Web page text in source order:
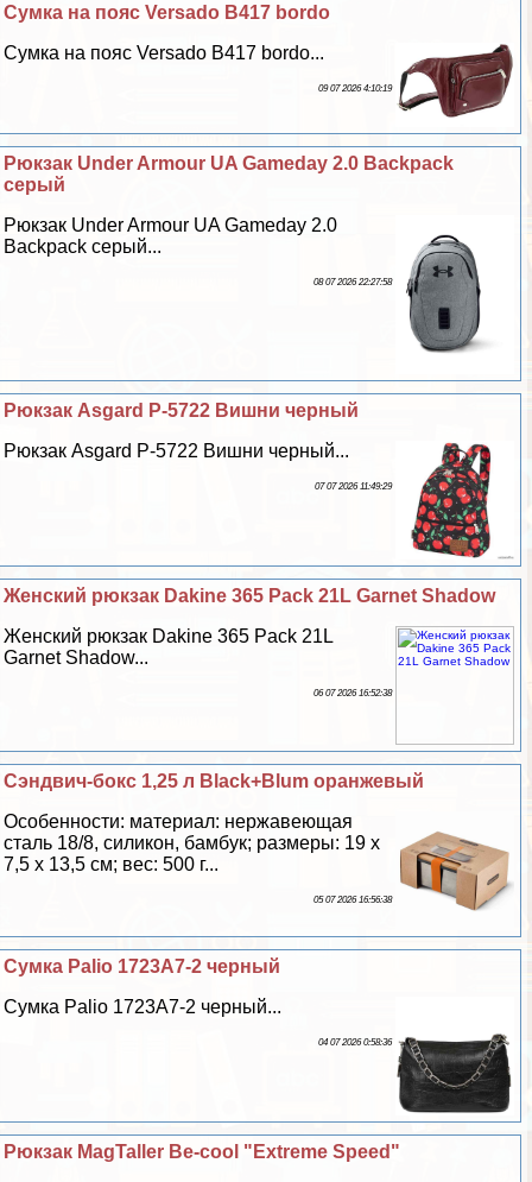
Сумка на пояс Versado B417 bordo
Сумка на пояс Versado B417 bordo...
09 07 2026 4:10:19
Рюкзак Under Armour UA Gameday 2.0 Backpack
серый
Рюкзак Under Armour UA Gameday 2.0
Backpack серый...
08 07 2026 22:27:58
Рюкзак Asgard Р-5722 Вишни черный
Рюкзак Asgard Р-5722 Вишни черный...
07 07 2026 11:49:29
Женский рюкзак Dakine 365 Pack 21L Garnet Shadow
Женский рюкзак Dakine 365 Pack 21L
Garnet Shadow...
06 07 2026 16:52:38
Сэндвич-бокс 1,25 л Black+Blum оранжевый
Особенности: материал: нержавеющая
сталь 18/8, силикон, бамбук; размеры: 19 х
7,5 х 13,5 см; вес: 500 г...
05 07 2026 16:56:38
Сумка Palio 1723A7-2 черный
Сумка Palio 1723A7-2 черный...
04 07 2026 0:58:36
Рюкзак MagTaller Be-cool "Extreme Speed"